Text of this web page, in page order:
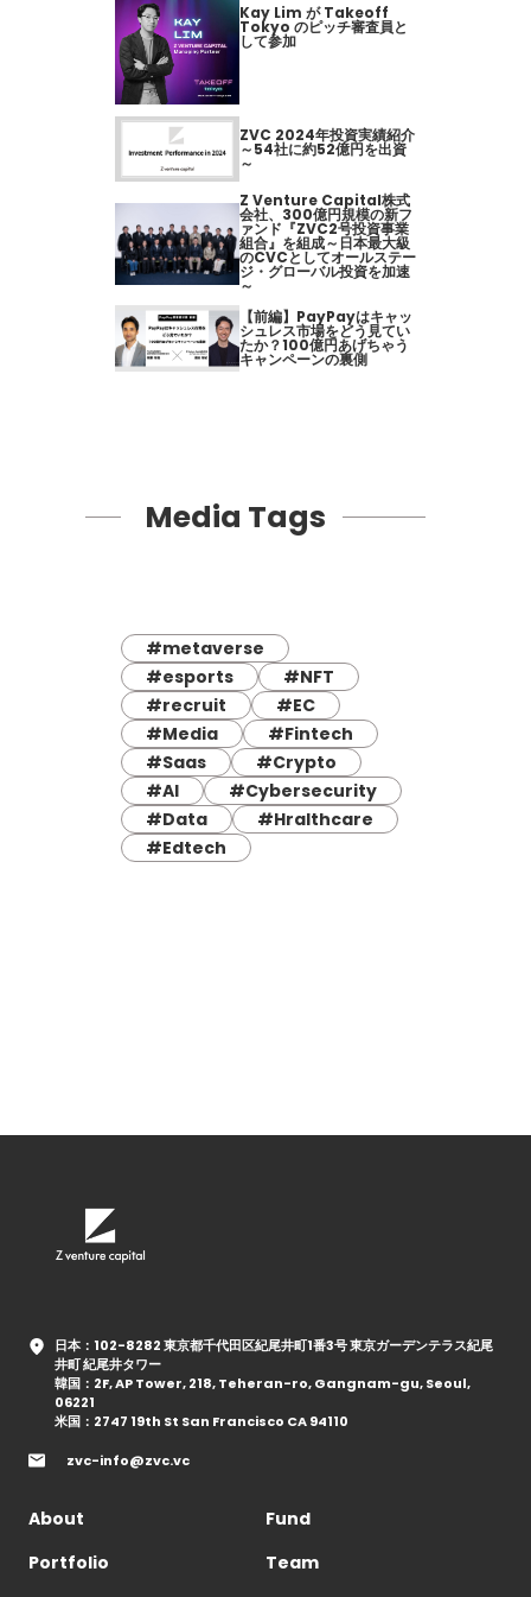
Kay Lim が Takeoff
Tokyo のピッチ審査員と
して参加
ZVC 2024年投資実績紹介
～54社に約52億円を出資
～
Z Venture Capital株式
会社、300億円規模の新フ
ァンド『ZVC2号投資事業
組合』を組成～日本最大級
のCVCとしてオールステー
ジ・グローバル投資を加速
～
【前編】PayPayはキャッ
シュレス市場をどう見てい
たか？100億円あげちゃう
キャンペーンの裏側
Media Tags
#metaverse
#esports
#NFT
#recruit
#EC
#Media
#Fintech
#Saas
#Crypto
#AI
#Cybersecurity
#Data
#Hralthcare
#Edtech
日本：102-8282 東京都千代田区紀尾井町1番3号 東京ガーデンテラス紀尾
井町 紀尾井タワー
韓国：2F, AP Tower, 218, Teheran-ro, Gangnam-gu, Seoul,
06221
米国：2747 19th St San Francisco CA 94110
zvc-info@zvc.vc
About
Fund
Portfolio
Team